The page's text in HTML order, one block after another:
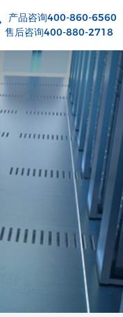
产品咨询400-860-6560
后咨询400-880-2718